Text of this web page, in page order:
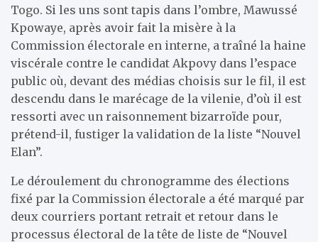
Togo. Si les uns sont tapis dans l’ombre, Mawussé
Kpowaye, après avoir fait la misère à la
Commission électorale en interne, a traîné la haine
viscérale contre le candidat Akpovy dans l’espace
public où, devant des médias choisis sur le fil, il est
descendu dans le marécage de la vilenie, d’où il est
ressorti avec un raisonnement bizarroïde pour,
prétend-il, fustiger la validation de la liste “Nouvel
Elan”.
Le déroulement du chronogramme des élections
fixé par la Commission électorale a été marqué par
deux courriers portant retrait et retour dans le
processus électoral de la tête de liste de “Nouvel